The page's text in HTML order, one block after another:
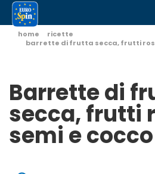
home
ricette
barrette di frutta secca, frutti
Barrette di
secca, frutti
semi e cocco